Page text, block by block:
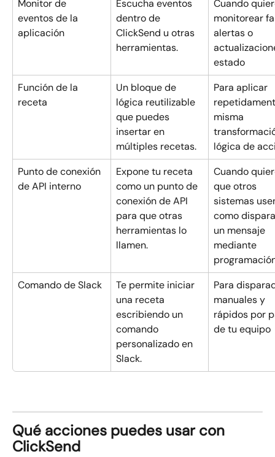
Monitor de
eventos de la
aplicación
Escucha eventos
dentro de
ClickSend u otras
herramientas.
Cuando
monitorear
alertas o
estado
Función de la
receta
Un bloque de
lógica reutilizable
que puedes
insertar en
múltiples recetas.
Para aplicar
misma
lógica de
Punto de conexión
de API interno
Expone tu receta
como un punto de
conexión de API
para que otras
herramientas lo
llamen.
Cuando
que otros
sistemas
como
un mensaje
mediante
Comando de Slack
Te permite iniciar
una receta
escribiendo un
comando
personalizado en
Slack.
Para
manuales y
rápidos por
de tu equipo
Qué acciones puedes usar con
ClickSend